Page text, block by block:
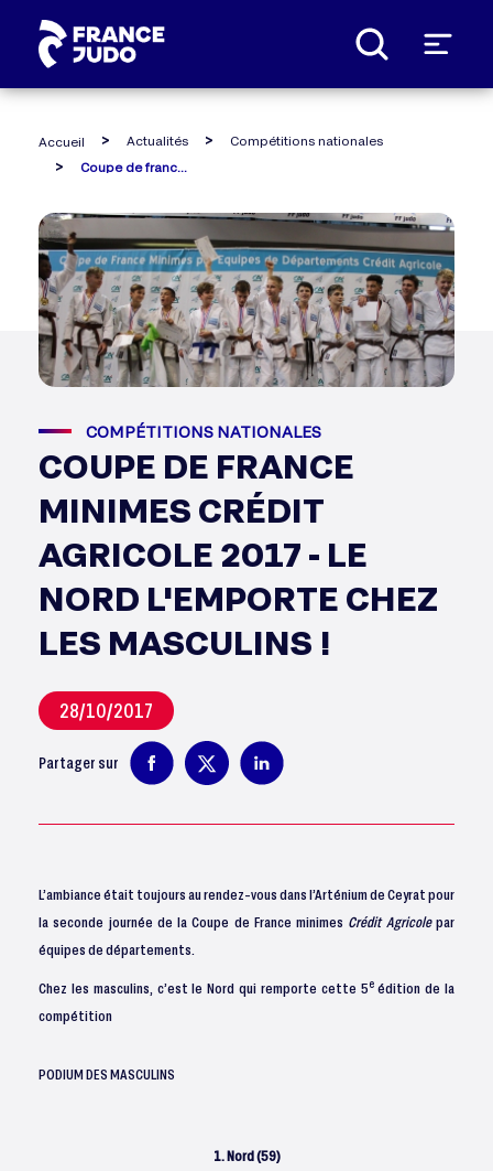
Accueil Actualités
Compétitions nationales
COMPÉTITIONS NATIONALES
COUPE DE FRANCE
MINIMES CRÉDIT
AGRICOLE 2017 - LE
NORD L'EMPORTE CHEZ
LES MASCULINS !
28/10/2017
Partager sur
L’ambiance était toujours au rendez-vous dans l’Arténium de Ceyrat pour
la seconde journée de la Coupe de France minimes Crédit Agricolepar
équipes de départements.
Chez les masculins, c’est le Nord qui remporte cette 5eédition de la
compétition
PODIUM DES MASCULINS
1. Nord (59)